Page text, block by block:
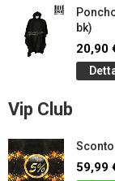
bk)
20,90
Vip Club
Sconto
59,99